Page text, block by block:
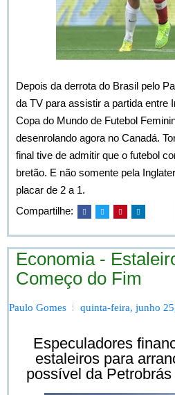
Depois da derrota do Brasil pelo
da TV para assistir a partida entre
Copa do Mundo de Futebol
desenrolando agora no Canadá.
final tive de admitir que o futebol
bretão. E não somente pela
placar de 2 a 1.
Compartilhe:
Economia -
Começo do Fim
Paulo Gomes quinta-feira, junho
Especuladores
estaleiros para
possível da